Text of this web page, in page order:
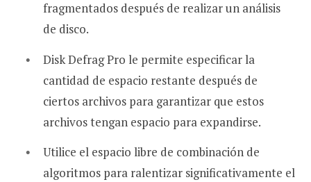
fragmentados después de realizar un análisis
de disco.
Disk Defrag Pro le permite especificar la
cantidad de espacio restante después de
ciertos archivos para garantizar que estos
archivos tengan espacio para expandirse.
Utilice el espacio libre de combinación de
algoritmos para ralentizar significativamente el